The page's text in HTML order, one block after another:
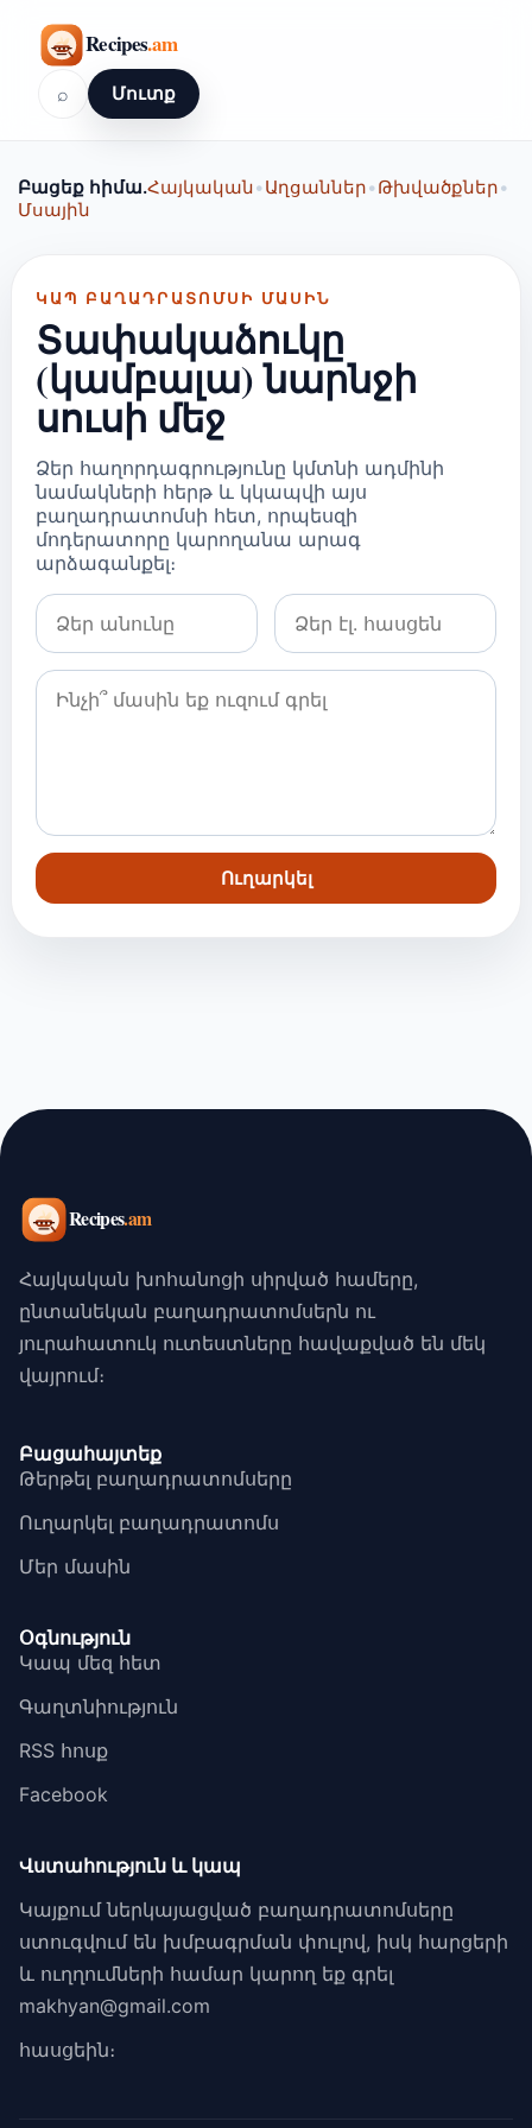
⌕ Մուտք
Բացեք հիմա.Հայկական•Աղցաններ•Թխվածքներ•
Մսային
ԿԱՊ ԲԱՂԱԴՐԱՏՈՄՍԻ ՄԱՍԻՆ
Տափակաձուկը
(կամբալա) նարնջի
սուսի մեջ
Ձեր հաղորդագրությունը կմտնի ադմինի
նամակների հերթ և կկապվի այս
բաղադրատոմսի հետ, որպեսզի
մոդերատորը կարողանա արագ
արձագանքել։
Ուղարկել
Հայկական խոհանոցի սիրված համերը,
ընտանեկան բաղադրատոմսերն ու
յուրահատուկ ուտեստները հավաքված են մեկ
վայրում։
Բացահայտեք
Թերթել բաղադրատոմսերը
Ուղարկել բաղադրատոմս
Մեր մասին
Օգնություն
Կապ մեզ հետ
Գաղտնիություն
RSS հոսք
Facebook
Վստահություն և կապ
Կայքում ներկայացված բաղադրատոմսերը
ստուգվում են խմբագրման փուլով, իսկ հարցերի
և ուղղումների համար կարող եք գրել
makhyan@gmail.com
հասցեին։